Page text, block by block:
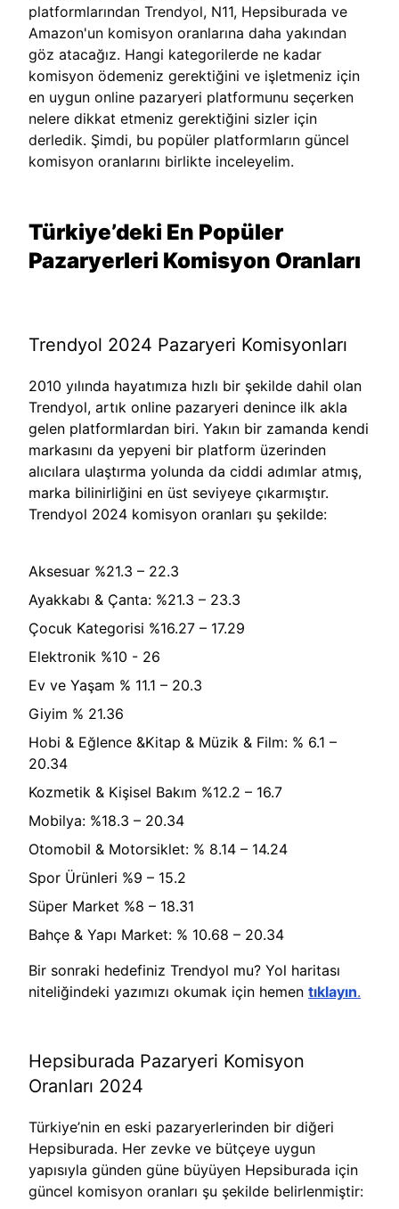
platformlarından Trendyol, N11, Hepsiburada ve
Amazon'un komisyon oranlarına daha yakından
göz atacağız. Hangi kategorilerde ne kadar
komisyon ödemeniz gerektiğini ve işletmeniz için
en uygun online pazaryeri platformunu seçerken
nelere dikkat etmeniz gerektiğini sizler için
derledik. Şimdi, bu popüler platformların güncel
komisyon oranlarını birlikte inceleyelim.
Türkiye’deki En Popüler
Pazaryerleri Komisyon Oranları
Trendyol 2024 Pazaryeri Komisyonları
2010 yılında hayatımıza hızlı bir şekilde dahil olan
Trendyol, artık online pazaryeri denince ilk akla
gelen platformlardan biri. Yakın bir zamanda kendi
markasını da yepyeni bir platform üzerinden
alıcılara ulaştırma yolunda da ciddi adımlar atmış,
marka bilinirliğini en üst seviyeye çıkarmıştır.
Trendyol 2024 komisyon oranları şu şekilde:
Aksesuar %21.3 – 22.3
Ayakkabı & Çanta: %21.3 – 23.3
Çocuk Kategorisi %16.27 – 17.29
Elektronik %10 - 26
Ev ve Yaşam % 11.1 – 20.3
Giyim % 21.36
Hobi & Eğlence &Kitap & Müzik & Film: % 6.1 –
20.34
Kozmetik & Kişisel Bakım %12.2 – 16.7
Mobilya: %18.3 – 20.34
Otomobil & Motorsiklet: % 8.14 – 14.24
Spor Ürünleri %9 – 15.2
Süper Market %8 – 18.31
Bahçe & Yapı Market: % 10.68 – 20.34
Bir sonraki hedefiniz Trendyol mu? Yol haritası
niteliğindeki yazımızı okumak için hemen tıklayın.
Hepsiburada Pazaryeri Komisyon
Oranları 2024
Türkiye’nin en eski pazaryerlerinden bir diğeri
Hepsiburada. Her zevke ve bütçeye uygun
yapısıyla günden güne büyüyen Hepsiburada için
güncel komisyon oranları şu şekilde belirlenmiştir: